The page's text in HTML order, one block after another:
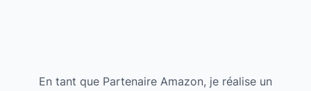
En tant que Partenaire Amazon, je réalise un